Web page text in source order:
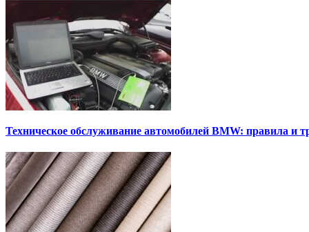
Техническое обслуживание автомобилей BMW: правила и